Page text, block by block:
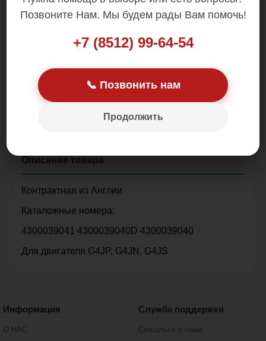
Позвоните Нам. Мы будем рады Вам помочь!
+7 (8512) 99-64-54
📞 Позвонить нам
Продолжить
Цена: 19 000.00 р.
Контрактная из Англии
Каталожные номера:
4300039041 4300039040D 4300039040
Для двигателя G4JP, G4JN, G4JS
Информация
О НАС
Служба поддержки
Связаться с нами